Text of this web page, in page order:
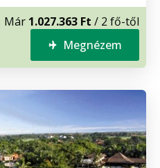
Már 1.027.363 Ft / 2 fő-től
Megnézem